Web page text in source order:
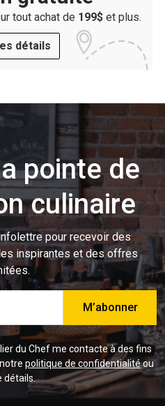
tout achat de 199$et plus.
détails
pointe de
culinaire
pour recevoir des
inspirantes et des offres
du Chef me contacte à des fins
politique de confidentialitéou
détails.